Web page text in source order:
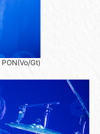
PON(Vo/Gt)